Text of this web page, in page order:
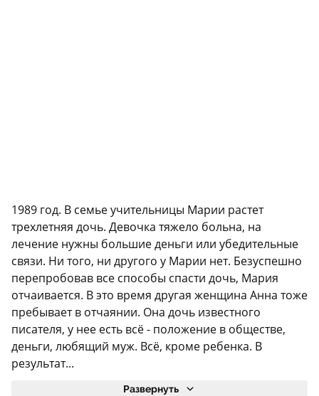
1989 год. В семье учительницы Марии растет
трехлетняя дочь. Девочка тяжело больна, на
лечение нужны большие деньги или убедительные
связи. Ни того, ни другого у Марии нет. Безуспешно
перепробовав все способы спасти дочь, Мария
отчаивается. В это время другая женщина Анна тоже
пребывает в отчаянии. Она дочь известного
писателя, у нее есть всё - положение в обществе,
деньги, любящий муж. Всё, кроме ребенка. В
результат...
Развернуть